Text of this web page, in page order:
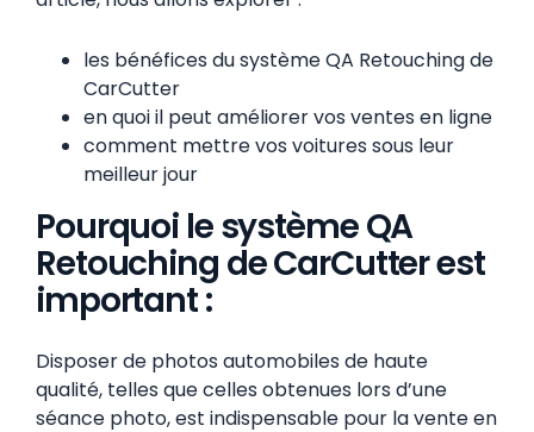
les bénéfices du système QA Retouching de
CarCutter
en quoi il peut améliorer vos ventes en ligne
comment mettre vos voitures sous leur
meilleur jour
Pourquoi le système QA
Retouching de CarCutter est
important :
Disposer de photos automobiles de haute
qualité, telles que celles obtenues lors d’une
séance photo, est indispensable pour la vente en